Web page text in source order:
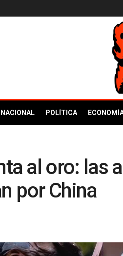
POLÍTICA
al oro: las
por China